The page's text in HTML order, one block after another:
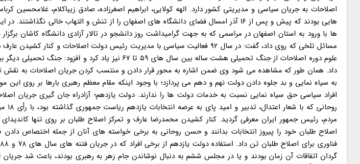
اصلاحات به جریان سیاسی و مدیریتی کشور دارد. الهه کولایی، ابراهیم اصغرزاده، صادق زیباکلام، غلامحسین
هایی بودند که پیش و پس از ۱۶ آذر امسال فضای دانشگاه های اصفهان را از تنش و التهاب خالی
مسائل تلخی که روی داد، گفت: در سال ۹۲ فعالیت سیاسی با مدیریت رئیس دولت اصلاحات و
داد. همان طور که مشاهده می شود وی ضمن اشاره به محور قرار دادن و منتسب کردن جریان اصلاحات به نقش
به سیاه نمایی و بد جلوه دادن دولت نهم و دهم می پردازد؛ با وجود اینکه مقام معظم رهبری بارها بر روی این
روحانی
مردم، رئیس جمهور ایران معرفی گردید. کنار کشیدن محمدرضا عارف و تمرکز اصلاح طلبان بر روی تنها
اصلاح طلبان خود را پیروز انتخابات بدانند و حسن روحانی به برخی خواسته های آنان از جمله اختصاص